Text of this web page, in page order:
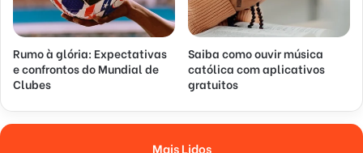
Rumo à glória: Expectativas
e confrontos do Mundial de
Clubes
Saiba como ouvir música
católica com aplicativos
gratuitos
Mais Lidos